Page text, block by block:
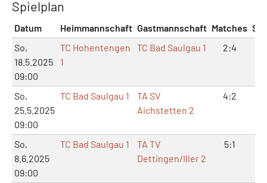
Spielplan
Datum Heimmannschaft Gastmannschaft Matches
So,
18.5.2025
09:00
TC Hohentengen
1
TC Bad Saulgau 1 2:4
So,
25.5.2025
09:00
TC Bad Saulgau 1
TA SV
Aichstetten 2
4:2
So,
8.6.2025
09:00
TC Bad Saulgau 1
TA TV
Dettingen/Iller 2
5:1